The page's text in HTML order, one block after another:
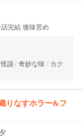
完結 後味苦め
怪談 奇妙な味
カク
りなすホラー&フ